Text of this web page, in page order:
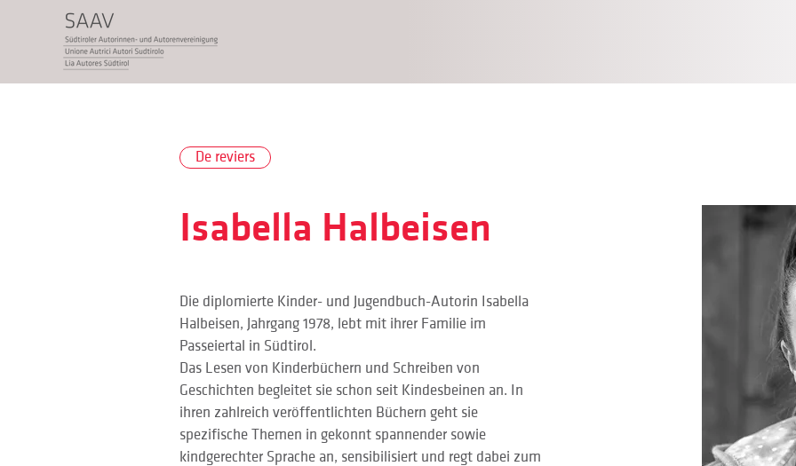
De reviers
Isabella Halbeisen
Die diplomierte Kinder- und Jugendbuch-Autorin Isabella
Halbeisen, Jahrgang 1978, lebt mit ihrer Familie im
Passeiertal in Südtirol.
Das Lesen von Kinderbüchern und Schreiben von
Geschichten begleitet sie schon seit Kindesbeinen an. In
ihren zahlreich veröffentlichten Büchern geht sie
spezifische Themen in gekonnt spannender sowie
kindgerechter Sprache an, sensibilisiert und regt dabei zum